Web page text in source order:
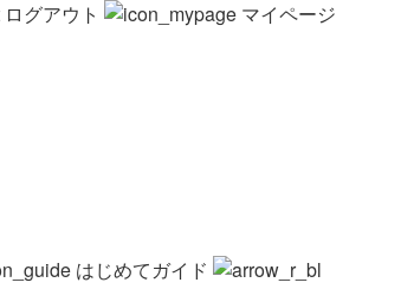
ログアウト マイページ
はじめてガイド